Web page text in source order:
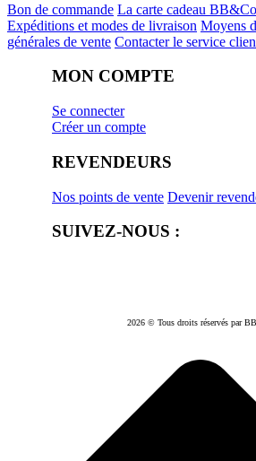
Bon de commande La carte cadeau BB&Co
Expéditions et modes de livraison Moyens
générales de vente Contacter le service
MON COMPTE
Se connecter
Créer un compte
REVENDEURS
Nos points de vente Devenir
SUIVEZ-NOUS :
2026 © Tous droits réservés par